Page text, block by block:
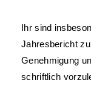
Ihr sind
Jahresbericht
Genehmigung
schriftlich